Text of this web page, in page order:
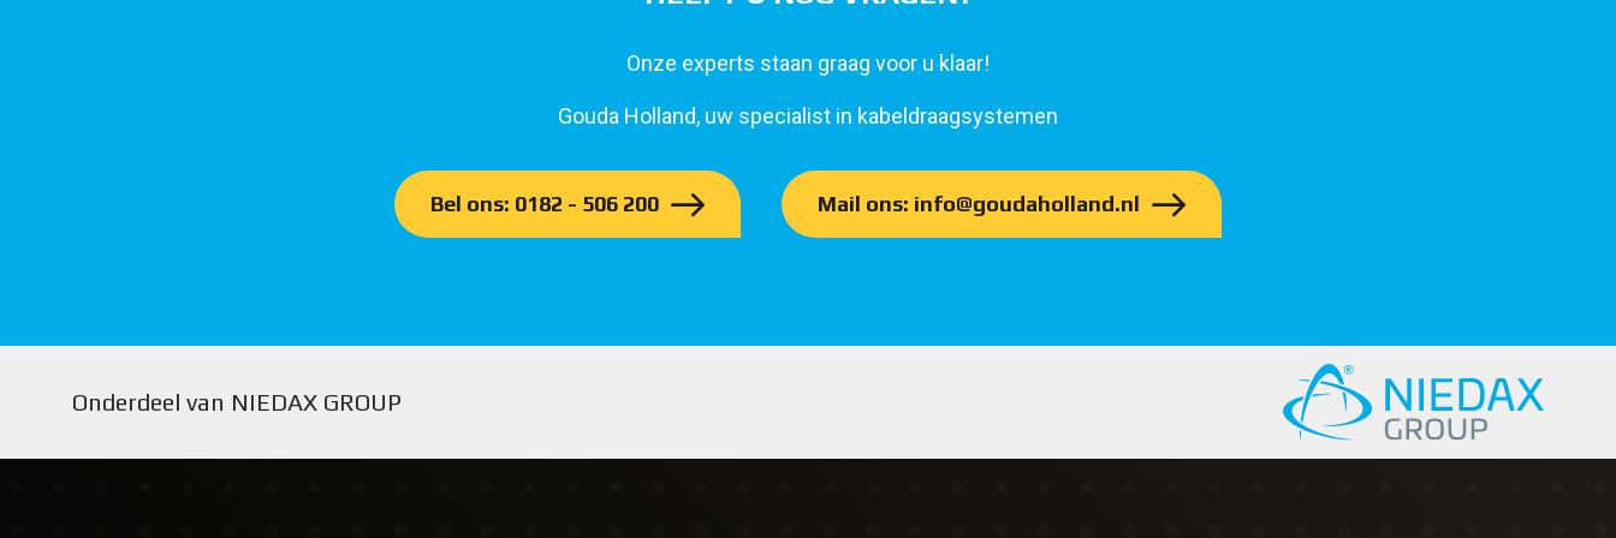
Onze experts staan graag voor u klaar!
Gouda Holland, uw specialist in kabeldraagsystemen
Bel ons: 0182 - 506 200 Mail ons: info@goudaholland.nl
Onderdeel van NIEDAX GROUP